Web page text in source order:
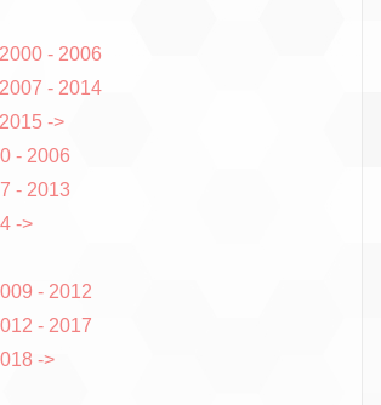
- 2006
- 2014
->
- 2006
- 2013
->
- 2012
- 2017
->